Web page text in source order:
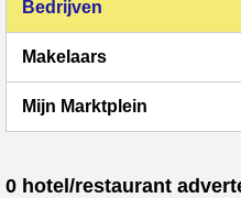
Bedrijven
Makelaars
Mijn Marktplein
0 hotel/restaurant